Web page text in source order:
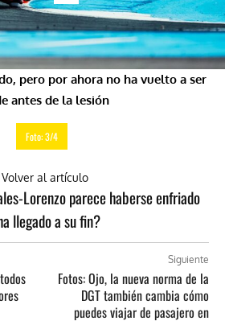
pero por ahora no ha vuelto a ser
antes de la lesión
Foto: 3/4
Volver al artículo
Lorenzo parece haberse enfriado
llegado a su fin?
Siguiente
Fotos: Ojo, la nueva norma de la
DGT también cambia cómo
puedes viajar de pasajero en